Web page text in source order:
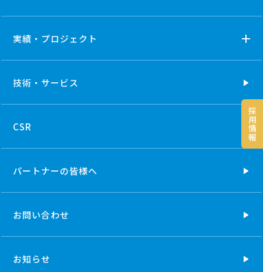
採
用
情
報
実績・プロジェクト
技術・ サービス
CSR
パートナーの皆様へ
お問い合わせ
お知らせ